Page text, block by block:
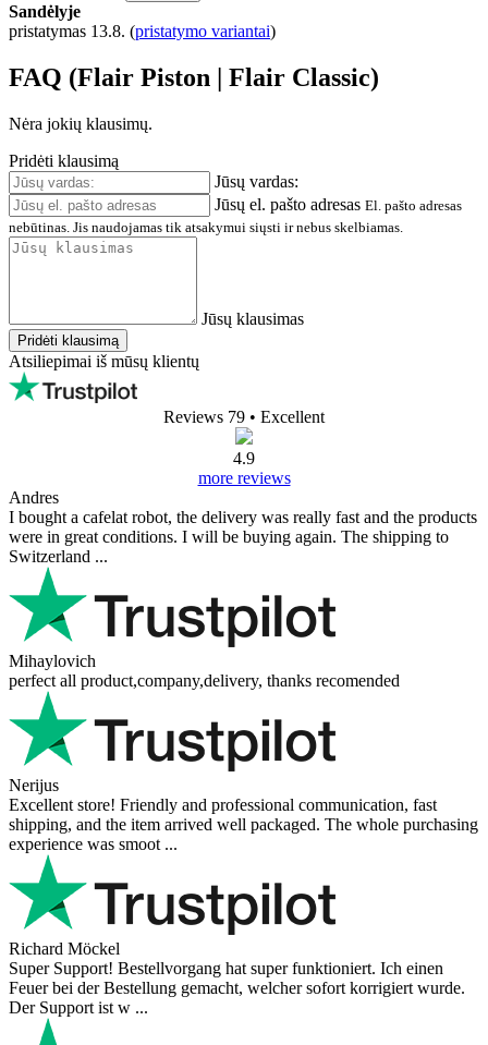
Sandėlyje
pristatymas 13.8. (pristatymo variantai)
FAQ (Flair Piston | Flair Classic)
Nėra jokių klausimų.
Pridėti klausimą
Jūsų vardas:
Jūsų el. pašto adresas El. pašto adresas
nebūtinas. Jis naudojamas tik atsakymui siųsti ir nebus skelbiamas.
Jūsų klausimas
Pridėti klausimą
Atsiliepimai iš mūsų klientų
Reviews 79 • Excellent
4.9
more reviews
Andres
I bought a cafelat robot, the delivery was really fast and the products
were in great conditions. I will be buying again. The shipping to
Switzerland ...
Mihaylovich
perfect all product,company,delivery, thanks recomended
Nerijus
Excellent store! Friendly and professional communication, fast
shipping, and the item arrived well packaged. The whole purchasing
experience was smoot ...
Richard Möckel
Super Support! Bestellvorgang hat super funktioniert. Ich einen
Feuer bei der Bestellung gemacht, welcher sofort korrigiert wurde.
Der Support ist w ...